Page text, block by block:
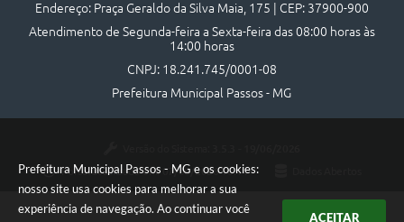
Prefeitura Municipal Passos - MG e os cookies:
nosso site usa cookies para melhorar a sua
experiência de navegação. Ao continuar você
ACEITAR
Endereço: Praça Geraldo da Silva Maia, 175 | CEP: 37900-900
Atendimento de Segunda-feira a Sexta-feira das 08:00 horas às
14:00 horas
CNPJ: 18.241.745/0001-08
Prefeitura Municipal Passos - MG
Portal atualizado em: 07/08/2026 10:44